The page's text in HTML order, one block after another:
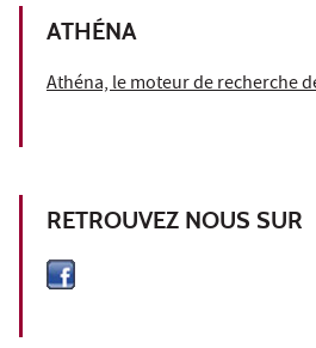
ATHÉNA
Athéna, le moteur de recherche
RETROUVEZ NOUS SUR